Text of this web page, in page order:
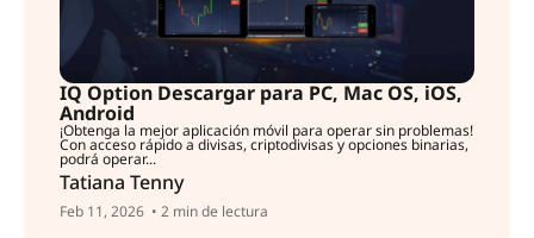
IQ Option Descargar para PC, Mac OS, iOS,
Android
¡Obtenga la mejor aplicación móvil para operar sin problemas!
Con acceso rápido a divisas, criptodivisas y opciones binarias,
podrá operar...
Tatiana Tenny
Feb 11, 2026 • 2 min de lectura